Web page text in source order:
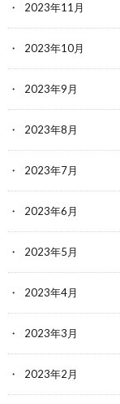
2023年11月
2023年10月
2023年9月
2023年8月
2023年7月
2023年6月
2023年5月
2023年4月
2023年3月
2023年2月